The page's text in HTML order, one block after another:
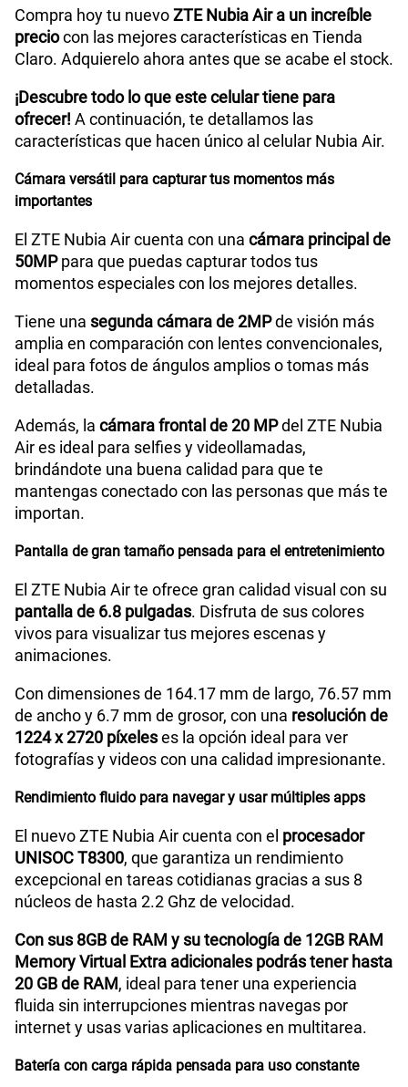
WiFI
Peso About 172g
Bluetooth
Cámara de fotos Principal 50M AF+ 2M FF +AI Camera
Cámara de fotos Frontal 20MP
Capacidad Memoria Externa
Capacidad Memoria
"8GB RAM + 12GB RAM Memory
GPS Si
Reconocimiento Facial Si
Lector de Huella
Dimensión 164.17*76.57*6.7mm
VoLTE
Compra hoy tu nuevoZTE Nubia Air a un increíble
preciocon las mejores características en Tienda
Claro. Adquierelo ahora antes que se acabe el stock.
¡Descubre todo lo que este celular tiene para
ofrecer! A continuación, te detallamos las
características que hacen único al celular Nubia Air.
Cámara versátil para capturar tus momentos más
importantes
El ZTE Nubia Air cuenta con una cámara principal de
50MPpara que puedas capturar todos tus
momentos especiales con los mejores detalles.
Tiene una segunda cámara de 2MPde visión más
amplia en comparación con lentes convencionales,
ideal para fotos de ángulos amplios o tomas más
detalladas.
Además, la cámara frontal de 20 MPdel ZTE Nubia
Air es ideal para selfies y videollamadas,
brindándote una buena calidad para que te
mantengas conectado con las personas que más te
importan.
Pantalla de gran tamaño pensada para el entretenimiento
El ZTE Nubia Air te ofrece gran calidad visual con su
pantalla de 6.8 pulgadas. Disfruta de sus colores
vivos para visualizar tus mejores escenas y
animaciones.
Con dimensiones de 164.17 mm de largo, 76.57 mm
de ancho y 6.7 mm de grosor, con una resolución de
1224 x 2720 píxeleses la opción ideal para ver
fotografías y videos con una calidad impresionante.
Rendimiento fluido para navegar y usar múltiples apps
El nuevo ZTE Nubia Air cuenta con el procesador
UNISOC T8300, que garantiza un rendimiento
excepcional en tareas cotidianas gracias a sus 8
núcleos de hasta 2.2 Ghz de velocidad.
Con sus 8GB de RAM y su tecnología de 12GB RAM
Memory Virtual Extra adicionales podrás tener hasta
20 GB de RAM, ideal para tener una experiencia
fluida sin interrupciones mientras navegas por
internet y usas varias aplicaciones en multitarea.
Batería con carga rápida pensada para uso constante